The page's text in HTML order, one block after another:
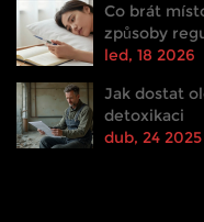
Co brát
způsoby
led, 18 2026
Jak dostat
detoxikaci
dub, 24 2025